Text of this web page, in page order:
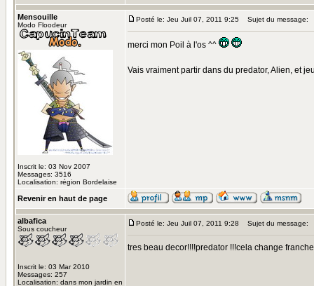
Mensouille
Modo Floodeur
Inscrit le: 03 Nov 2007
Messages: 3516
Localisation: région Bordelaise
Posté le: Jeu Juil 07, 2011 9:25 Sujet du message:
merci mon Poil à l'os ^^
Vais vraiment partir dans du predator, Alien, et
Revenir en haut de page
albafica
Sous coucheur
Inscrit le: 03 Mar 2010
Messages: 257
Localisation: dans mon jardin en
Posté le: Jeu Juil 07, 2011 9:28 Sujet du message:
tres beau decor!!!!predator !!!cela change